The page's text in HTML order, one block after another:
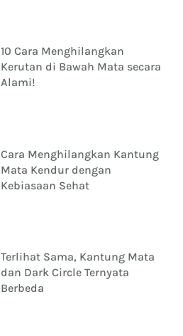
10 Cara Menghilangkan
Kerutan di Bawah Mata secara
Alami!
Cara Menghilangkan Kantung
Mata Kendur dengan
Kebiasaan Sehat
Terlihat Sama, Kantung Mata
dan Dark Circle Ternyata
Berbeda